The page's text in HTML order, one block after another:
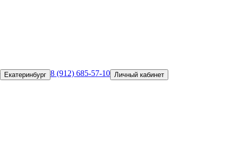
Екатеринбург 8 (912) 685-57-10 Личный кабинет